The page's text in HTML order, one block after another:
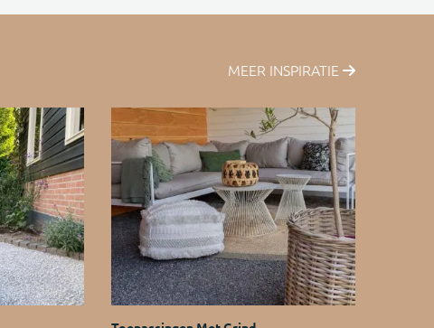
MEER INSPIRATIE